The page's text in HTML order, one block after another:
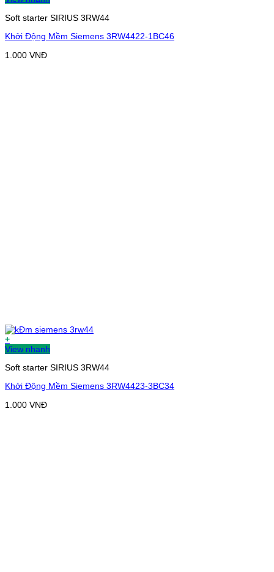
Soft starter SIRIUS 3RW44
Khởi Động Mềm Siemens 3RW4422-1BC46
1.000 VNĐ
+
View nhanh
Soft starter SIRIUS 3RW44
Khởi Động Mềm Siemens 3RW4423-3BC34
1.000 VNĐ